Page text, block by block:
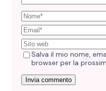
Salva il mio nome,
browser per la